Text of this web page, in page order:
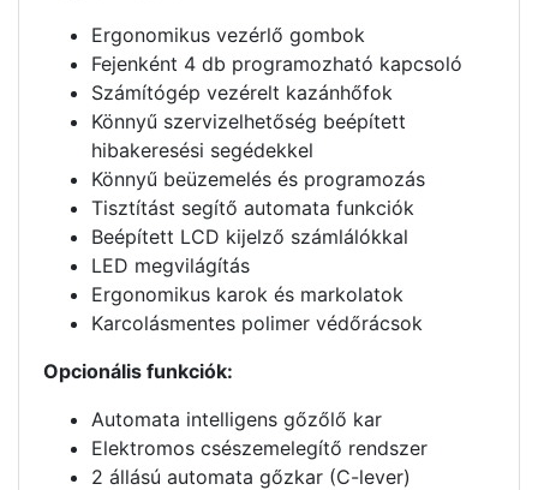
Ergonomikus vezérlő gombok
Fejenként 4 db programozható kapcsoló
Számítógép vezérelt kazánhőfok
Könnyű szervizelhetőség beépített
hibakeresési segédekkel
Könnyű beüzemelés és programozás
Tisztítást segítő automata funkciók
Beépített LCD kijelző számlálókkal
LED megvilágítás
Ergonomikus karok és markolatok
Karcolásmentes polimer védőrácsok
Opcionális funkciók:
Automata intelligens gőzőlő kar
Elektromos csészemelegítő rendszer
2 állású automata gőzkar (C-lever)